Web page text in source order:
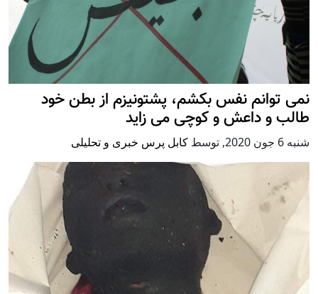
نمی توانم نفس بکشم، پشتونیزم از بطن خود
طالب و داعش و کوچی می زاید
شنبه 6 جون 2020 , توسط کابل پرس خبری و تحلیلی